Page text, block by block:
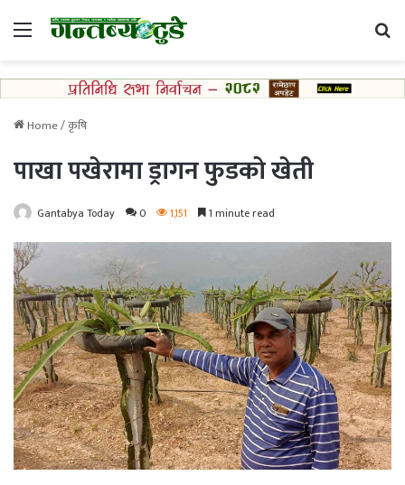
Menu
Home/कृषि
पाखा पखेरामा ड्रागन फुडको खेती
Gantabya Today 0 1,151 1 minute read